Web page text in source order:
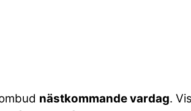
nästkommande vardag.